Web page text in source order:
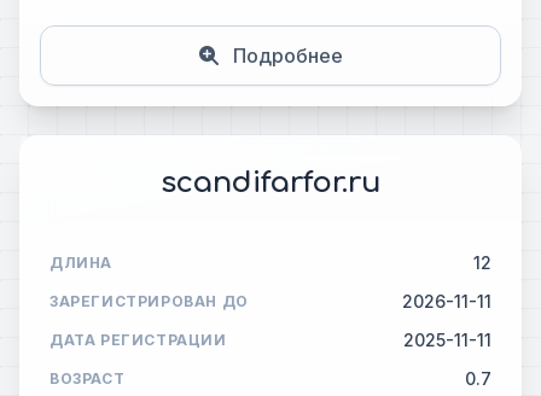
Подробнее
scandifarfor.ru
ДЛИНА 12
ЗАРЕГИСТРИРОВАН ДО 2026-11-11
ДАТА РЕГИСТРАЦИИ 2025-11-11
ВОЗРАСТ 0.7